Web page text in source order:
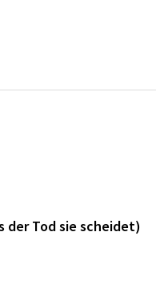
der Tod sie scheidet)